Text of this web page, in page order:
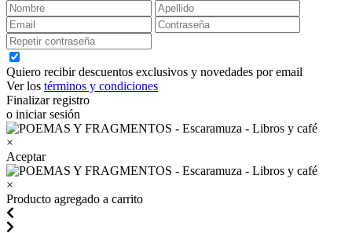
Quiero recibir descuentos exclusivos y novedades por email
Ver los términos y condiciones
Finalizar registro
o iniciar sesión
×
Aceptar
×
Producto agregado a carrito